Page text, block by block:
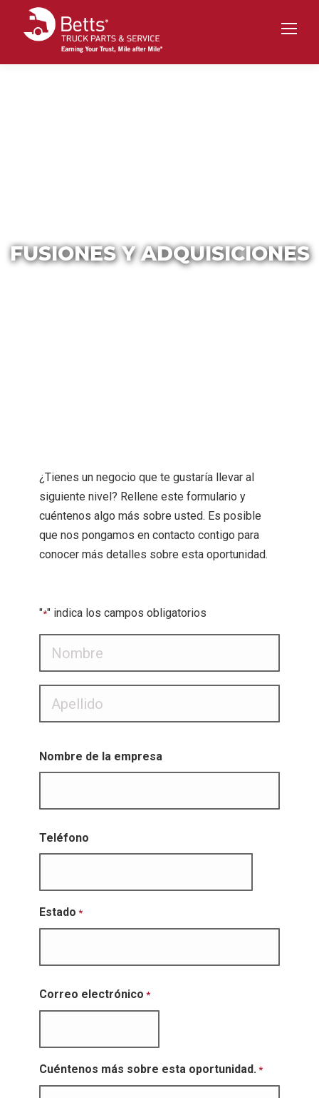
FUSIONES Y ADQUISICIONES
¿Tienes un negocio que te gustaría llevar al
siguiente nivel? Rellene este formulario y
cuéntenos algo más sobre usted. Es posible
que nos pongamos en contacto contigo para
conocer más detalles sobre esta oportunidad.
"*" indica los campos obligatorios
primer
Nombre de la empresa
Teléfono
Estado *
Correo electrónico *
Cuéntenos más sobre esta oportunidad. *